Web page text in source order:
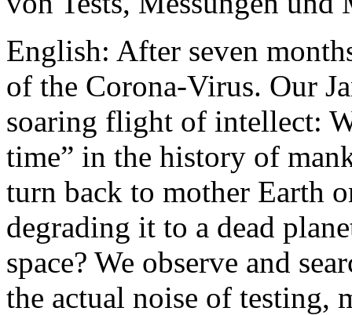
English: After seven
of the Corona-Virus. Our
soaring flight of intellect:
time” in the history of
turn back to mother Earth
degrading it to a dead
space? We observe and
the actual noise of testing,